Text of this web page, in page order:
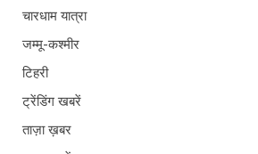
चारधाम यात्रा
जम्मू-कश्मीर
टिहरी
ट्रेंडिंग खबरें
ताज़ा ख़बर